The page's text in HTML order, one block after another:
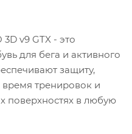
v9 GTX - это
для бега и активного
защиту,
время тренировок и
поверхностях в любую